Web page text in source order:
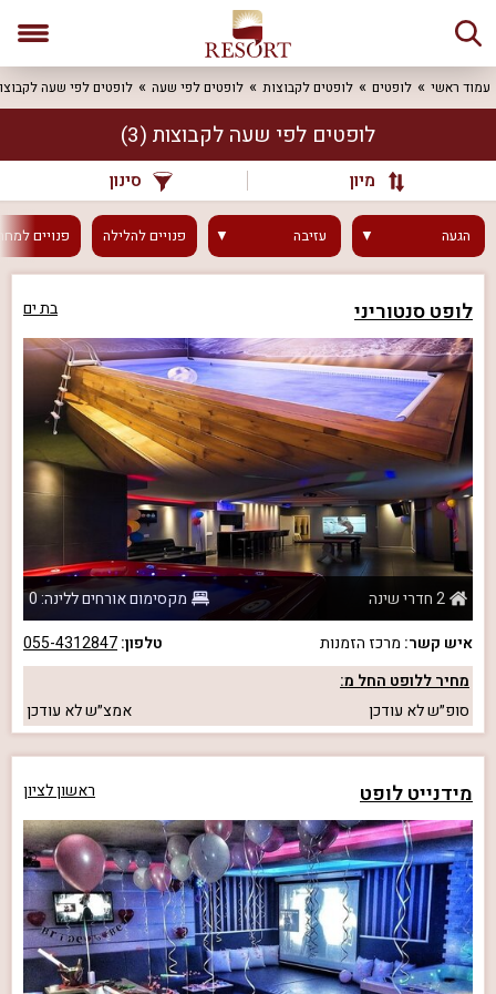
עמוד ראשי לופטים לופטים לקבוצות לופטים לפי שעה לופטים לפי שעה
לופטים לפי שעה לקבוצות (3)
מיון סינון
הגעה עזיבה פנוייםלהלילה פנויים
לופט סנטוריני בת ים
2 חדרי שינה
מקסימום אורחים ללינה: 0
איש קשר: מרכז הזמנות טלפון:055-4312847
מחיר ללופט החל מ:
סופ״שלא עודכן אמצ״שלא עודכן
מידנייט לופט ראשון לציון